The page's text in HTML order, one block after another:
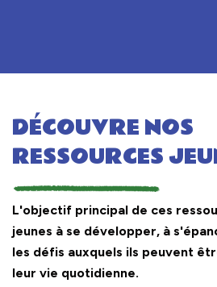
DÉCOUVRE NOS
RESSOURCES
L'objectif principal de ces
jeunes à se développer, à
les défis auxquels ils peuvent
leur vie quotidienne.